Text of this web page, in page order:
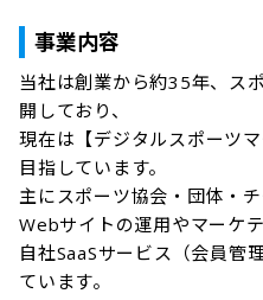
事業内容
当社は創業から約35年、ス
開しており、
現在は【デジタルスポーツ
目指しています。
主にスポーツ協会・団体・チ
Webサイトの運用やマーケ
自社SaaSサービス（会員管
ています。